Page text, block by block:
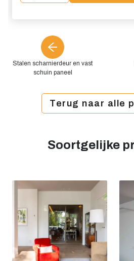
Stalen scharnierdeur en vast
schuin paneel
Terug naar alle
Soortgelijke